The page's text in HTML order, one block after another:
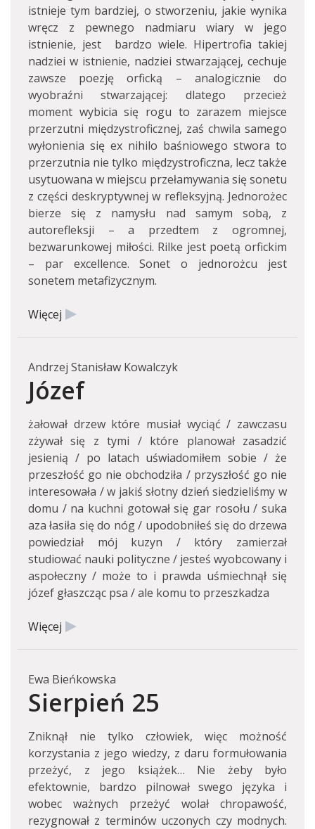
istnieje tym bardziej, o stworzeniu, jakie wynika
wręcz z pewnego nadmiaru wiary w jego
istnienie, jest bardzo wiele. Hipertrofia takiej
nadziei w istnienie, nadziei stwarzającej, cechuje
zawsze poezję orficką – analogicznie do
wyobraźni stwarzającej: dlatego przecież
moment wybicia się rogu to zarazem miejsce
przerzutni międzystroficznej, zaś chwila samego
wyłonienia się ex nihilo baśniowego stwora to
przerzutnia nie tylko międzystroficzna, lecz także
usytuowana w miejscu przełamywania się sonetu
z części deskryptywnej w refleksyjną. Jednorożec
bierze się z namysłu nad samym sobą, z
autorefleksji – a przedtem z ogromnej,
bezwarunkowej miłości. Rilke jest poetą orfickim
– par excellence. Sonet o jednorożcu jest
sonetem metafizycznym.
Więcej
Andrzej Stanisław Kowalczyk
Józef
żałował drzew które musiał wyciąć / zawczasu
zżywał się z tymi / które planował zasadzić
jesienią / po latach uświadomiłem sobie / że
przeszłość go nie obchodziła / przyszłość go nie
interesowała / w jakiś słotny dzień siedzieliśmy w
domu / na kuchni gotował się gar rosołu / suka
aza łasiła się do nóg / upodobniłeś się do drzewa
powiedział mój kuzyn / który zamierzał
studiować nauki polityczne / jesteś wyobcowany i
aspołeczny / może to i prawda uśmiechnął się
józef głaszcząc psa / ale komu to przeszkadza
Więcej
Ewa Bieńkowska
Sierpień 25
Zniknął nie tylko człowiek, więc możność
korzystania z jego wiedzy, z daru formułowania
przeżyć, z jego książek… Nie żeby było
efektownie, bardzo pilnował swego języka i
wobec ważnych przeżyć wolał chropawość,
rezygnował z terminów uczonych czy modnych.